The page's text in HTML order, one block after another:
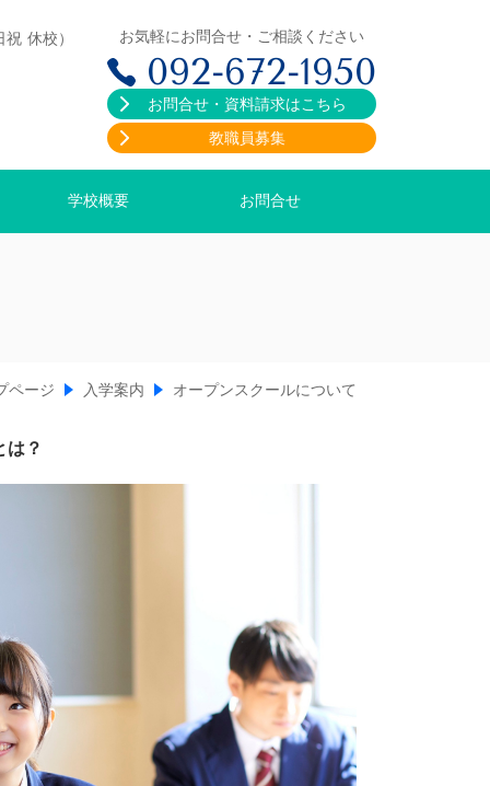
休校） お気軽にお問合せ・ご相談ください
092-672-1950
お問合せ・資料請求はこちら
教職員募集
学校概要 お問合せ
ページ 入学案内 オープンスクールについて
は？